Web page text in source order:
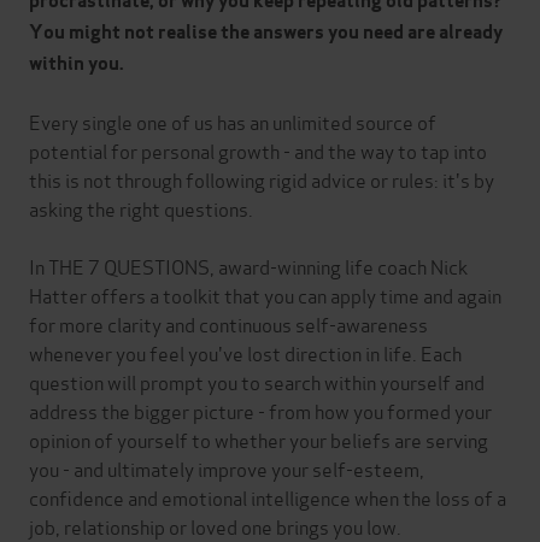
You might not realise the answers you need are already
within you.
Every single one of us has an unlimited source of
potential for personal growth - and the way to tap into
this is not through following rigid advice or rules: it's by
asking the right questions.
In THE 7 QUESTIONS, award-winning life coach Nick
Hatter offers a toolkit that you can apply time and again
for more clarity and continuous self-awareness
whenever you feel you've lost direction in life. Each
question will prompt you to search within yourself and
address the bigger picture - from how you formed your
opinion of yourself to whether your beliefs are serving
you - and ultimately improve your self-esteem,
confidence and emotional intelligence when the loss of a
job, relationship or loved one brings you low.